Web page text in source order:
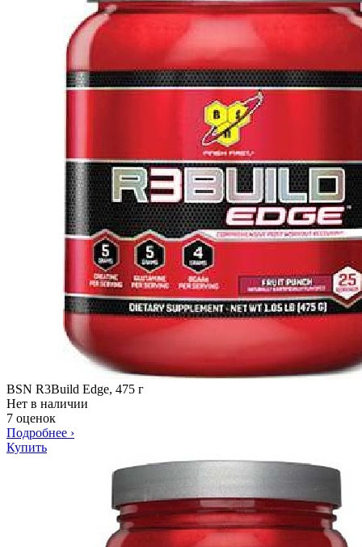
BSN R3Build Edge, 475 г
Нет в наличии
7 оценок
Подробнее ›
Купить